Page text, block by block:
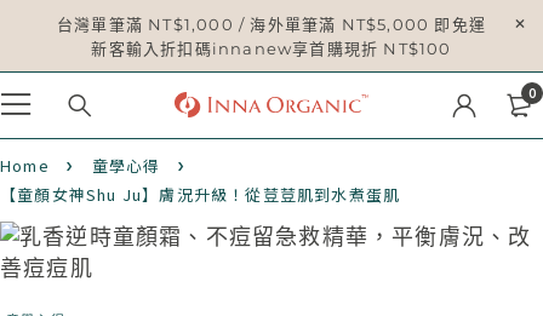
台灣單筆滿 NT$1,000 / 海外單筆滿 NT$5,000 即免運
新客輸入折扣碼innanew享首購現折 NT$100
0
Home
童學心得
【童顏女神Shu Ju】膚況升級！從荳荳肌到水煮蛋肌